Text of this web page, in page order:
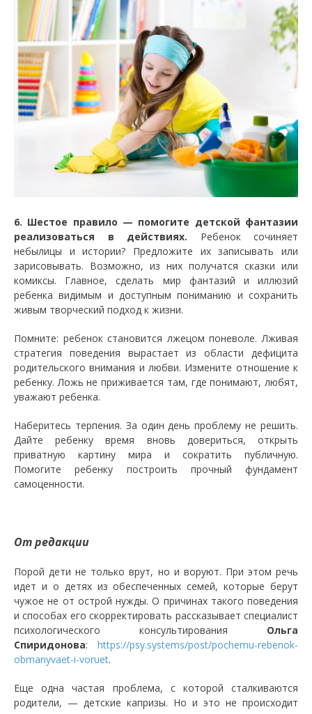
6. Шестое правило — помогите детской фантазии
реализоваться в действиях. Ребенок сочиняет
небылицы и истории? Предложите их записывать или
зарисовывать. Возможно, из них получатся сказки или
комиксы. Главное, сделать мир фантазий и иллюзий
ребенка видимым и доступным пониманию и сохранить
живым творческий подход к жизни.
Помните: ребенок становится лжецом поневоле. Лживая
стратегия поведения вырастает из области дефицита
родительского внимания и любви. Измените отношение к
ребенку. Ложь не приживается там, где понимают, любят,
уважают ребенка.
Наберитесь терпения. За один день проблему не решить.
Дайте ребенку время вновь довериться, открыть
приватную картину мира и сократить публичную.
Помогите ребенку построить прочный фундамент
самоценности.
От редакции
Порой дети не только врут, но и воруют. При этом речь
идет и о детях из обеспеченных семей, которые берут
чужое не от острой нужды. О причинах такого поведения
и способах его скорректировать рассказывает специалист
психологического консультирования Ольга
Спиридонова: https://psy.systems/post/pochemu-rebenok-
obmanyvaet-i-voruet.
Еще одна частая проблема, с которой сталкиваются
родители, — детские капризы. Но и это не происходит